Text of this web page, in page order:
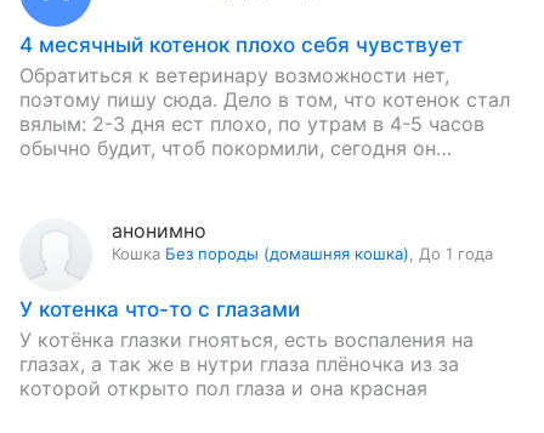
4 месячный котенок плохо себя чувствует
Обратиться к ветеринару возможности нет,
поэтому пишу сюда. Дело в том, что котенок стал
вялым: 2-3 дня ест плохо, по утрам в 4-5 часов
обычно будит, чтоб покормили, сегодня он…
анонимно
Кошка Без породы (домашняя кошка) До 1 года
У котенка что-то с глазами
У котëнка глазки гнояться, есть воспаления на
глазах, а так же в нутри глаза плëночка из за
которой открыто пол глаза и она красная